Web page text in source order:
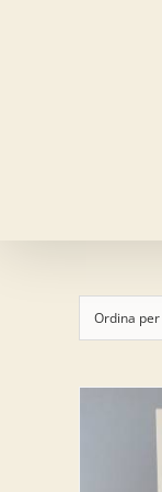
Ordina per